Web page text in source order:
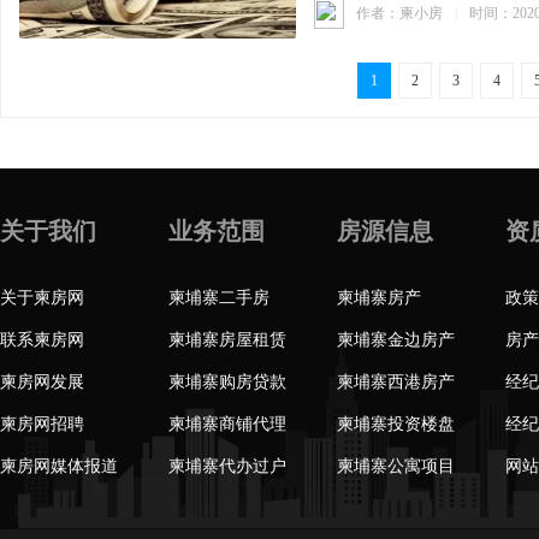
作者：柬小房 时间：
1 2 3 4
关于我们
关于柬房网
联系柬房网
柬房网发展
柬房网招聘
柬房网媒体报道
业务范围
柬埔寨二手房
柬埔寨房屋租赁
柬埔寨购房贷款
柬埔寨商铺代理
柬埔寨代办过户
房源信息
柬埔寨房产
柬埔寨金边房产
柬埔寨西港房产
柬埔寨投资楼盘
柬埔寨公寓项目
资
政
房
经
经
网